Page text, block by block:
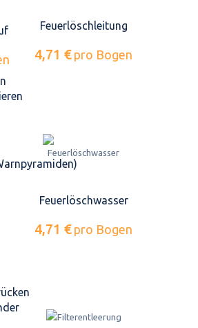
Feuerlöschleitung
4,71 € pro Bogen
Feuerlöschwasser
4,71 € pro Bogen